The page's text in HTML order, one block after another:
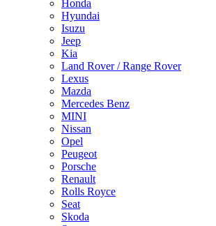
Honda
Hyundai
Isuzu
Jeep
Kia
Land Rover / Range Rover
Lexus
Mazda
Mercedes Benz
MINI
Nissan
Opel
Peugeot
Porsche
Renault
Rolls Royce
Seat
Skoda